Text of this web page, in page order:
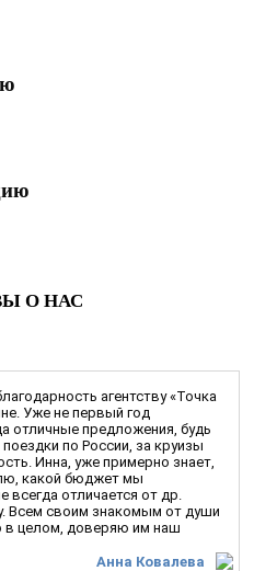
О НАС
Анна Ковалева
агентству «Точка
Уже не первый год
отличные предложения, будь
по России, за круизы
Инна, уже примерно знает,
какой бюджет мы
всегда отличается от др.
Всем своим знакомым от души
в целом, доверяю им наш